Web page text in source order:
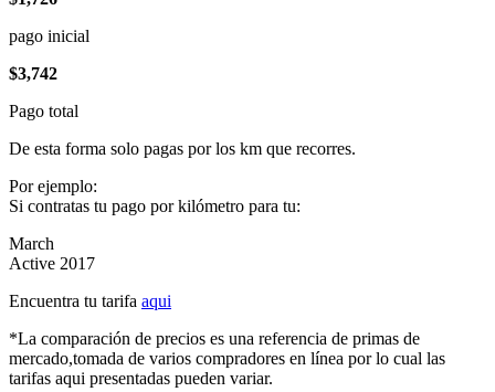
pago inicial
$3,742
Pago total
De esta forma solo pagas por los km que recorres.
Por ejemplo:
Si contratas tu pago por kilómetro para tu:
March
Active 2017
Encuentra tu tarifa aqui
*La comparación de precios es una referencia de primas de
mercado,tomada de varios compradores en línea por lo cual las
tarifas aqui presentadas pueden variar.